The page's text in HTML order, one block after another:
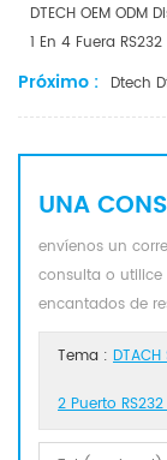
DTECH OEM
1 En 4 Fuera
Próximo : Dtech
UNA
envíenos un
consulta o utilice
encantados de
Tema :
2 Puerto